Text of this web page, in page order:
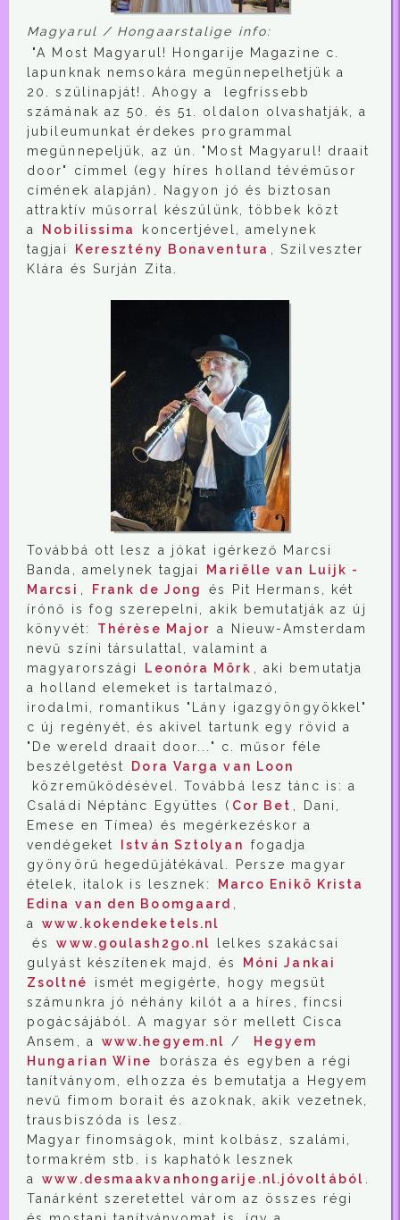
Magyarul / Hongaarstalige info:
"A Most Magyarul! Hongarije Magazine c.
lapunknak nemsokára megünnepelhetjük a
20. szülinapját!. Ahogy a legfrissebb
számának az 50. és 51. oldalon olvashatják, a
jubileumunkat érdekes programmal
megünnepeljük, az ún. "Most Magyarul! draait
door" címmel (egy híres holland tévéműsor
címének alapján). Nagyon jó és biztosan
attraktív műsorral készülünk, többek közt
a
Nobilissima
koncertjével, amelynek
tagjai
Keresztény Bonaventura
, Szilveszter
Klára és Surján Zita.
Továbbá ott lesz a jókat igérkező Marcsi
Banda, amelynek tagjai
Mariëlle van Luijk -
Marcsi
Frank de Jong
és Pit Hermans, két
írónő is fog szerepelni, akik bemutatják az új
könyvét:
Thérèse Major a Nieuw-Amsterdam
nevű színi társulattal, valamint a
magyarországi
Leonóra Mörk
, aki bemutatja
a holland elemeket is tartalmazó,
irodalmi, romantikus "Lány igazgyöngyökkel"
c új regényét, és akivel tartunk egy rövid a
"De wereld draait door..." c. műsor féle
beszélgetést
Dora Varga van Loon
közreműködésével. Továbbá lesz tánc is: a
Családi Néptánc Együttes ( Cor Bet
, Dani,
Emese en Tímea) és megérkezéskor a
vendégeket
István Sztolyan
fogadja
gyönyörű hegedűjátékával. Persze magyar
ételek, italok is lesznek:
Marco Enikö Krista
Edina van den Boomgaard
a
www.kokendeketels.nl
és
www.goulash2go.nl
lelkes szakácsai
gulyást készítenek majd, és
Móni Jankai
Zsoltné
ismét megigérte, hogy megsüt
számunkra jó néhány kilót a a híres, fincsi
pogácsájából. A magyar sör mellett Cisca
Ansem, a
www.hegyem.nl /
Hegyem
Hungarian Wine
borásza és egyben a régi
tanítványom, elhozza és bemutatja a Hegyem
nevű fimom borait és azoknak, akik vezetnek,
trausbiszóda is lesz.
Magyar finomságok, mint kolbász, szalámi,
tormakrém stb. is kaphatók lesznek
a
www.desmaakvanhongarije.nl.jóvoltából
Tanárként szeretettel várom az összes régi